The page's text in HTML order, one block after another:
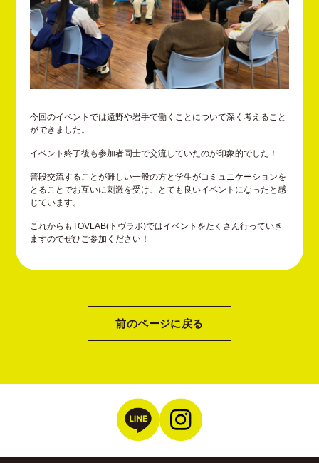
今回のイベントでは遠野や岩手で働くことについて深く考えること
ができました。
イベント終了後も参加者同士で交流していたのが印象的でした！
普段交流することが難しい一般の方と学生がコミュニケーションを
とることでお互いに刺激を受け、とても良いイベントになったと感
じています。
これからもTOVLAB(トヴラボ)ではイベントをたくさん行っていき
ますのでぜひご参加ください！
前のページに戻る